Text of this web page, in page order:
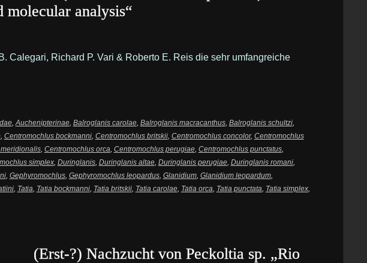
molecular analysis“
Calegari, Richard P. Vari & Roberto E. Reis die sehr umfangreiche
,Auchenipterinae, Balroglanis carolae, Balroglanis macracanthus, Balroglanis schultzi,
, Centromochlus bockmanni, Centromochlus britskii, Centromochlus concolor, Centromochlus
, Centromochlus orca, Centromochlus perugiae, Centromochlus punctatus,
simplex, Duringlanis, Duringlanis altae, Duringlanis perugiae, Duringlanis romani,
, Gephyromochlus, Gephyromochlus leopardus, Glanidium, Glanidium leopardum,
, Tatia, Tatia bockmanni, Tatia britskii, Tatia carolae, Tatia orca, Tatia punctata, Tatia simplex,
(Erst-?) Nachzucht von Peckoltia sp. „Rio